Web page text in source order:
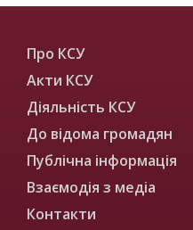
Про КСУ
Акти КСУ
Діяльність КСУ
До відома громадян
Публічна інформація
Взаємодія з медіа
Контакти